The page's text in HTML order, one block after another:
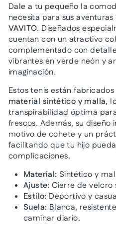
Dale a tu pequeño la
necesita para sus
VAVITO. Diseñados
cuentan con un atractivo
complementado con
vibrantes en verde neón y
imaginación.
Estos tenis están
material sintético y malla,
transpirabilidad óptima
frescos. Además, su diseño
motivo de cohete y un
facilitando que tu hijo
complicaciones.
Material: Sintético y
Ajuste: Cierre de velcro
Estilo: Deportivo y
Suela: Blanca,
caminar diario.